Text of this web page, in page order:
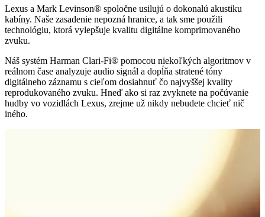
Lexus a Mark Levinson® spoločne usilujú o dokonalú akustiku
kabíny. Naše zasadenie nepozná hranice, a tak sme použili
technológiu, ktorá vylepšuje kvalitu digitálne komprimovaného
zvuku.
Náš systém Harman Clari-Fi® pomocou niekoľkých algoritmov v
reálnom čase analyzuje audio signál a dopĺňa stratené tóny
digitálneho záznamu s cieľom dosiahnuť čo najvyššej kvality
reprodukovaného zvuku. Hneď ako si raz zvyknete na počúvanie
hudby vo vozidlách Lexus, zrejme už nikdy nebudete chcieť nič
iného.